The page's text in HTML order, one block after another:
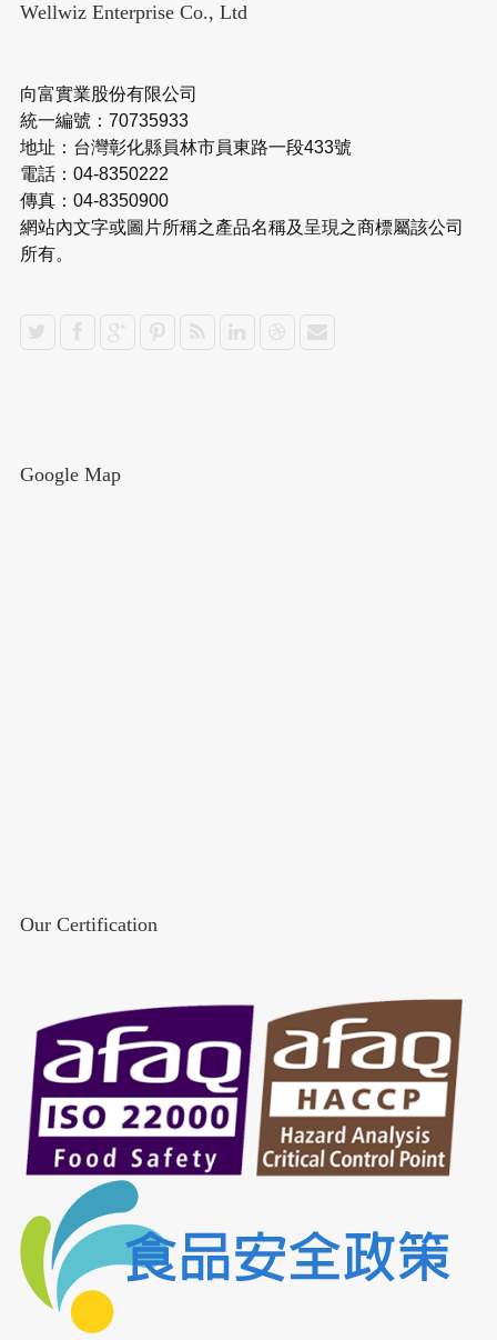
Wellwiz Enterprise Co., Ltd
向富實業股份有限公司
統一編號：70735933
地址：台灣彰化縣員林市員東路一段433號
電話：04-8350222
傳真：04-8350900
網站內文字或圖片所稱之產品名稱及呈現之商標屬該公司
所有。
Google Map
Our Certification